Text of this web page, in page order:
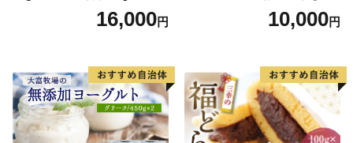
勢丹(松浦食品) 静岡県 吉田町
22424274] 芋ケンピ セット
16,000円
とんモンブラン」 【未来の
ご褒美】スイーツ 栗 モンブ
子 菓子 F4N-2298
10,000円